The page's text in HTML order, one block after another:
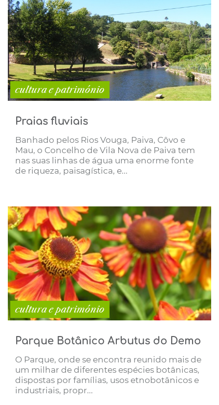
cultura e património
Praias fluviais
Banhado pelos Rios Vouga, Paiva, Côvo e
Mau, o Concelho de Vila Nova de Paiva tem
nas suas linhas de água uma enorme fonte
de riqueza, paisagística, e...
cultura e património
Parque Botânico Arbutus do Demo
O Parque, onde se encontra reunido mais de
um milhar de diferentes espécies botânicas,
dispostas por famílias, usos etnobotânicos e
industriais, propr...